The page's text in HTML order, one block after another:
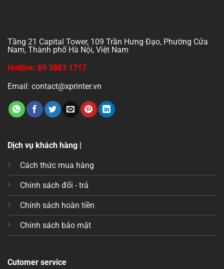
Tầng 21 Capital Tower, 109 Trần Hưng Đạo, Phường Cửa
Nam, Thành phố Hà Nội, Việt Nam
Hotline: 09 3883 1717
Email: contact@xprinter.vn
Dịch vụ khách hàng |
Cách thức mua hàng
Chính sách đổi - trả
Chính sách hoàn tiền
Chính sách bảo mật
Cutomer service